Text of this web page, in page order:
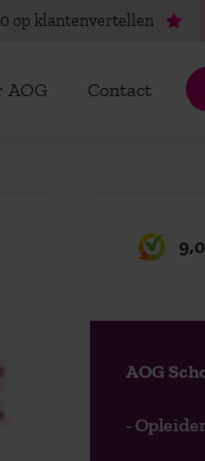
op klantenvertellen
AOG Contact
AOG
-